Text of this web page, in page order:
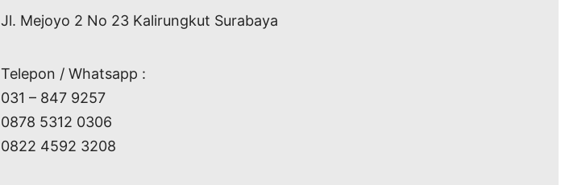
Jl. Mejoyo 2 No 23 Kalirungkut Surabaya
Telepon / Whatsapp :
031 – 847 9257
0878 5312 0306
0822 4592 3208